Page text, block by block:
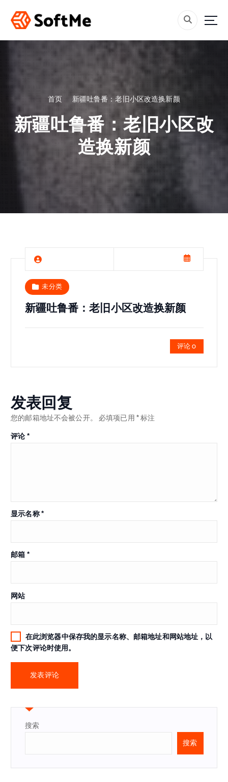
内
首页 新疆吐鲁番：老旧小区改造换新颜
新疆吐鲁番：老旧小区改
造换新颜
未分类
新疆吐鲁番：老旧小区改造换新颜
评论 0
发表回复
您的邮箱地址不会被公开。 必填项已用*标注
评论*
显示名称*
邮箱*
网站
在此浏览器中保存我的显示名称、邮箱地址和网站地址，以
便下次评论时使用。
搜索
搜索